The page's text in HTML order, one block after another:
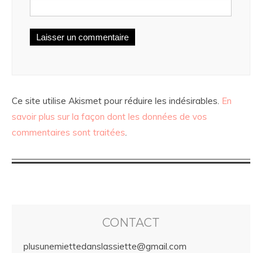
Ce site utilise Akismet pour réduire les indésirables. En
savoir plus sur la façon dont les données de vos
commentaires sont traitées.
CONTACT
plusunemiettedanslassiette@gmail.com